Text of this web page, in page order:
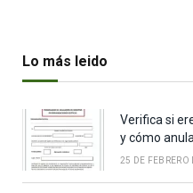
Lo más leido
Verifica si
y cómo
25 DE FEBRERO